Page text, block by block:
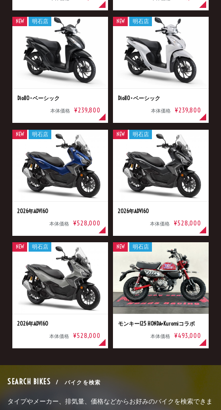
Dio110･ベーシック
本体価格 ¥239,800
NEW 明石店
Dio110･ベーシック
本体価格 ¥239,800
NEW 明石店
2026年ADV160
本体価格 ¥528,000
NEW 明石店
2026年ADV160
本体価格 ¥528,000
NEW 明石店
2026年ADV160
本体価格 ¥528,000
NEW 明石店
モンキー125 HONDA×Kuromiコラボ
本体価格 ¥493,000
NEW 明石店
SEARCH BIKES / バイクを検索
タイプやメーカー、排気量、価格などからお好みのバイクを検索できま